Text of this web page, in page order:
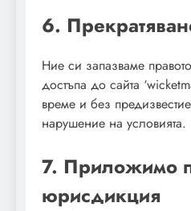
6.
Ние си запазваме
достъпа до сайта
време и без
нарушение на условията.
7. Приложимо
юрисдикция